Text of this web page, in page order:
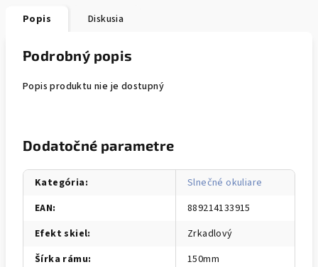
Popis Diskusia
Podrobný popis
Popis produktu nie je dostupný
Dodatočné parametre
Kategória:
Slnečné okuliare
EAN:
889214133915
Efekt skiel:
Zrkadlový
Šírka rámu:
150mm